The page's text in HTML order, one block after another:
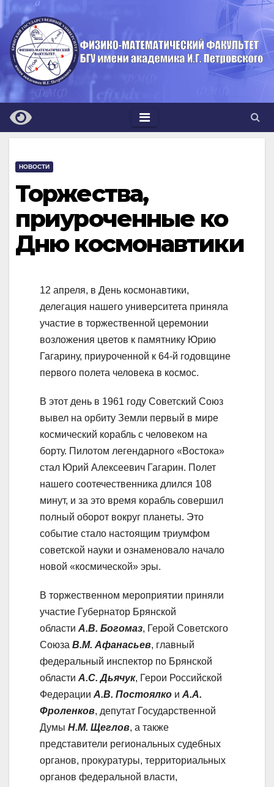
Перейти
к
содержимому
НОВОСТИ
Торжества,
приуроченные ко
Дню космонавтики
12 апреля, в День космонавтики,
делегация нашего университета приняла
участие в торжественной церемонии
возложения цветов к памятнику Юрию
Гагарину, приуроченной к 64-й годовщине
первого полета человека в космос.
В этот день в 1961 году Советский Союз
вывел на орбиту Земли первый в мире
космический корабль с человеком на
борту. Пилотом легендарного «Востока»
стал Юрий Алексеевич Гагарин. Полет
нашего соотечественника длился 108
минут, и за это время корабль совершил
полный оборот вокруг планеты. Это
событие стало настоящим триумфом
советской науки и ознаменовало начало
новой «космической» эры.
В торжественном мероприятии приняли
участие Губернатор Брянской
области А.В. Богомаз, Герой Советского
Союза В.М. Афанасьев, главный
федеральный инспектор по Брянской
области А.С. Дьячук, Герои Российской
Федерации А.В. Постоялко и А.А.
Фроленков, депутат Государственной
Думы Н.М. Щеглов, а также
представители региональных судебных
органов, прокуратуры, территориальных
органов федеральной власти,